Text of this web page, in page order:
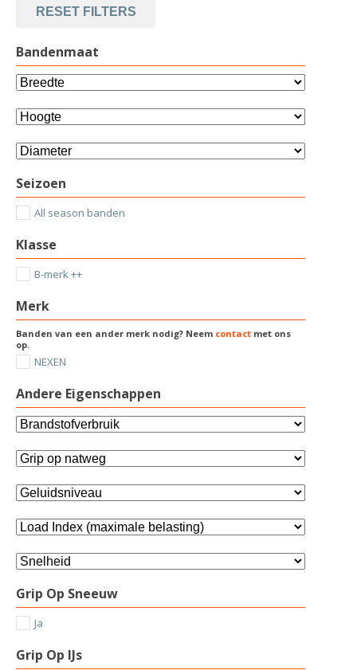
RESET FILTERS
Bandenmaat
Seizoen
All season banden
Klasse
B-merk ++
Merk
Banden van een ander merk nodig? Neem contact met ons
op.
NEXEN
Andere Eigenschappen
Grip Op Sneeuw
Ja
Grip Op IJs